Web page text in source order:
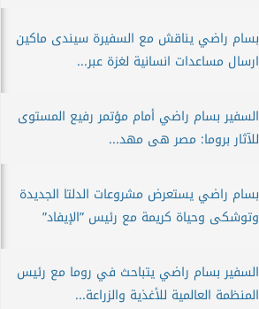
بسام راضي يناقش مع السفيرة سيندى ماكين
ارسال مساعدات انسانية لغزة عبر...
السفير بسام راضي أمام مؤتمر رفيع المستوى
للآثار بروما: مصر هى مهد...
بسام راضي يستعرض مشروعات الدلتا الجديدة
وتوشكى وحياة كريمة مع رئيس ”الإيفاد”
السفير بسام راضي يتباحث في روما مع رئيس
المنظمة العالمية للأغذية والزراعة...